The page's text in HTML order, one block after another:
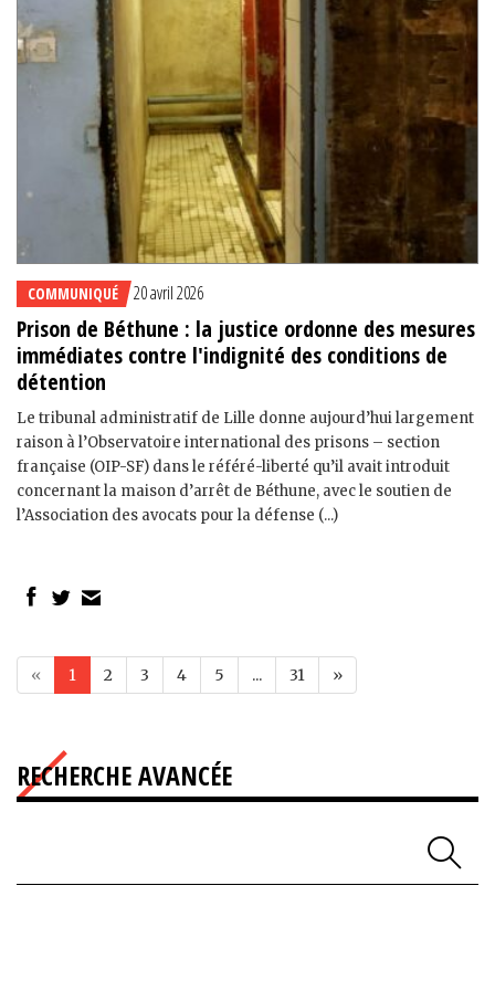
COMMUNIQUÉ 20 avril 2026
Prison de Béthune : la justice ordonne des mesures
immédiates contre l'indignité des conditions de
détention
Le tribunal administratif de Lille donne aujourd’hui largement
raison à l’Observatoire international des prisons – section
française (OIP-SF) dans le référé-liberté qu’il avait introduit
concernant la maison d’arrêt de Béthune, avec le soutien de
l’Association des avocats pour la défense (...)
« 1 2 3 4 5 ... 31 »
RECHERCHE AVANCÉE